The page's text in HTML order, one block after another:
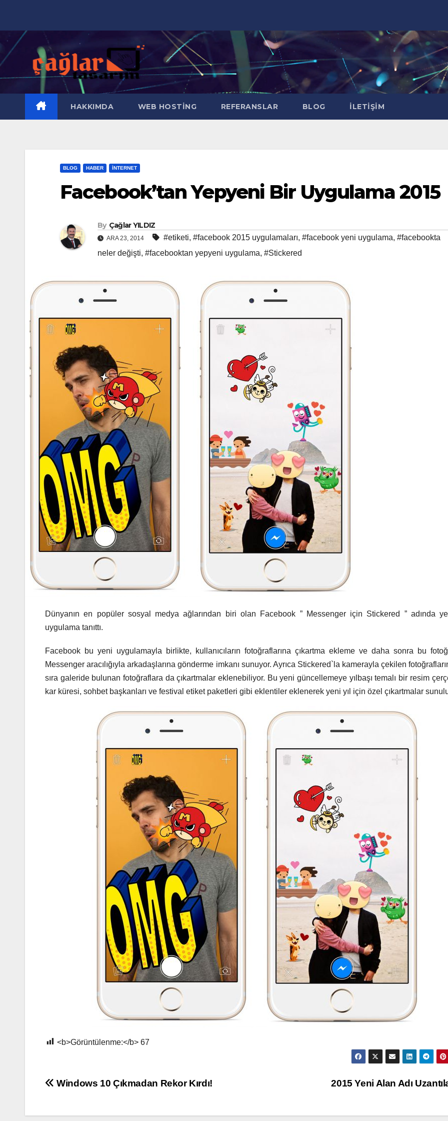
content
HAKKIMDA WEB HOSTING REFERANSLAR BLOG İLETIŞIM
BLOG HABER İNTERNET
Facebook’tan Yepyeni Bir Uygulama 2015
By Çağlar YILDIZ
ARA 23, 2014 #etiketi, #facebook 2015 uygulamaları, #facebook yeni uygulama, #facebookta
neler değişti, #facebooktan yepyeni uygulama, #Stickered
Dünyanın en popüler sosyal medya ağlarından biri olan Facebook ” Messenger için Stickered ” adında
uygulama tanıttı.
Facebook bu yeni uygulamayla birlikte, kullanıcıların fotoğraflarına çıkartma ekleme ve daha sonra bu
Messenger aracılığıyla arkadaşlarına gönderme imkanı sunuyor. Ayrıca Stickered`la kamerayla çekilen
sıra galeride bulunan fotoğraflara da çıkartmalar eklenebiliyor. Bu yeni güncellemeye yılbaşı temalı bir resim
kar küresi, sohbet başkanları ve festival etiket paketleri gibi eklentiler eklenerek yeni yıl için özel çıkartmalar
<b>Görüntülenme:</b> 67
Yazı
2015 Yeni Alan Adı
Windows 10 Çıkmadan Rekor Kırdı!